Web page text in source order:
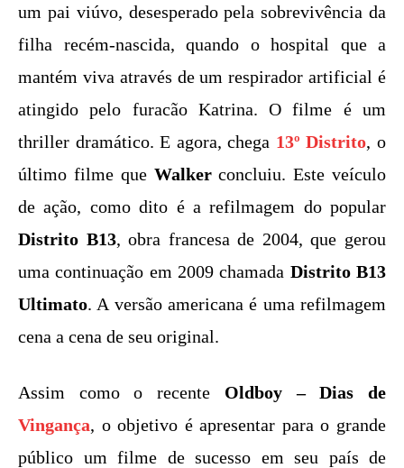
um pai viúvo, desesperado pela sobrevivência da
filha recém-nascida, quando o hospital que a
mantém viva através de um respirador artificial é
atingido pelo furacão Katrina. O filme é um
thriller dramático. E agora, chega 13º Distrito, o
último filme que Walkerconcluiu. Este veículo
de ação, como dito é a refilmagem do popular
Distrito B13, obra francesa de 2004, que gerou
uma continuação em 2009 chamada Distrito B13
Ultimato. A versão americana é uma refilmagem
cena a cena de seu original.
Assim como o recente Oldboy – Dias de
Vingança, o objetivo é apresentar para o grande
público um filme de sucesso em seu país de